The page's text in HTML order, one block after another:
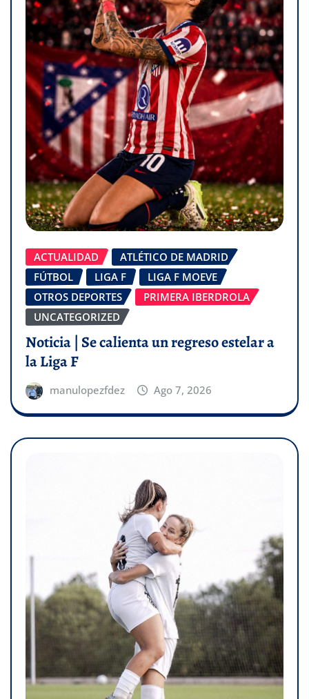
ACTUALIDAD
ATLÉTICO DE MADRID
FÚTBOL
LIGA F
LIGA F MOEVE
OTROS DEPORTES
PRIMERA IBERDROLA
UNCATEGORIZED
Noticia | Se calienta un regreso estelar a
la Liga F
manulopezfdez Ago 7, 2026